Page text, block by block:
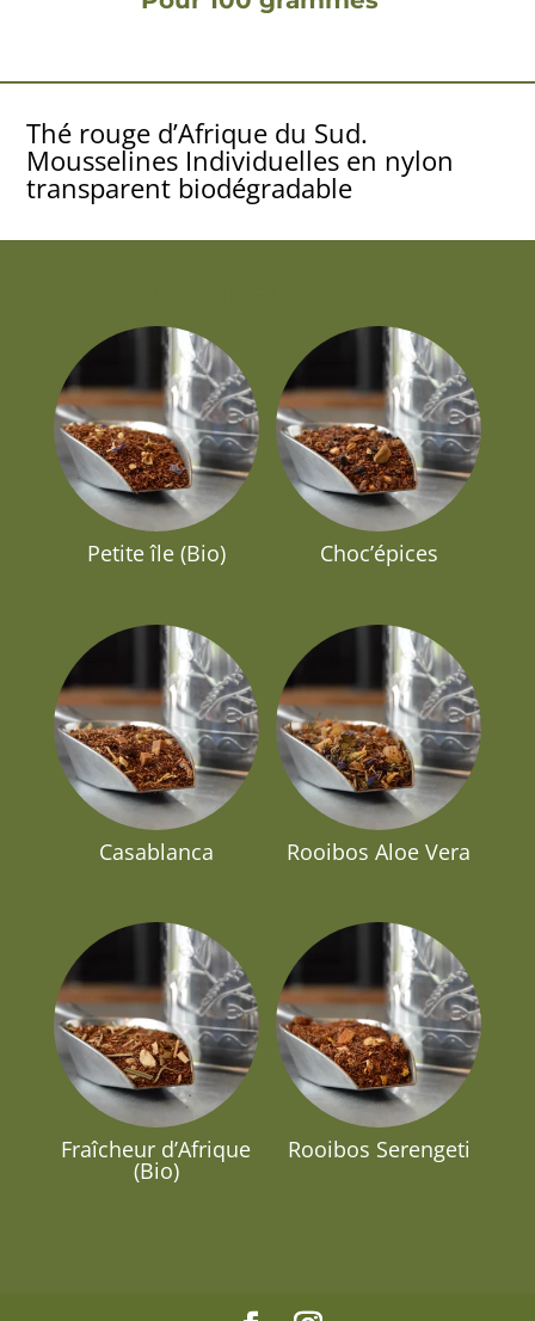
Thé rouge d’Afrique du Sud.
Mousselines Individuelles en nylon
transparent biodégradable
Petite île (Bio) Choc’épices
Casablanca Rooibos Aloe Vera
Fraîcheur d’Afrique
(Bio)
Rooibos Serengeti